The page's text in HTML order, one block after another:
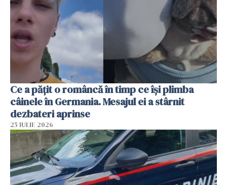
Ce a pățit o româncă în timp ce își plimba
câinele în Germania. Mesajul ei a stârnit
dezbateri aprinse
25 IULIE 2026